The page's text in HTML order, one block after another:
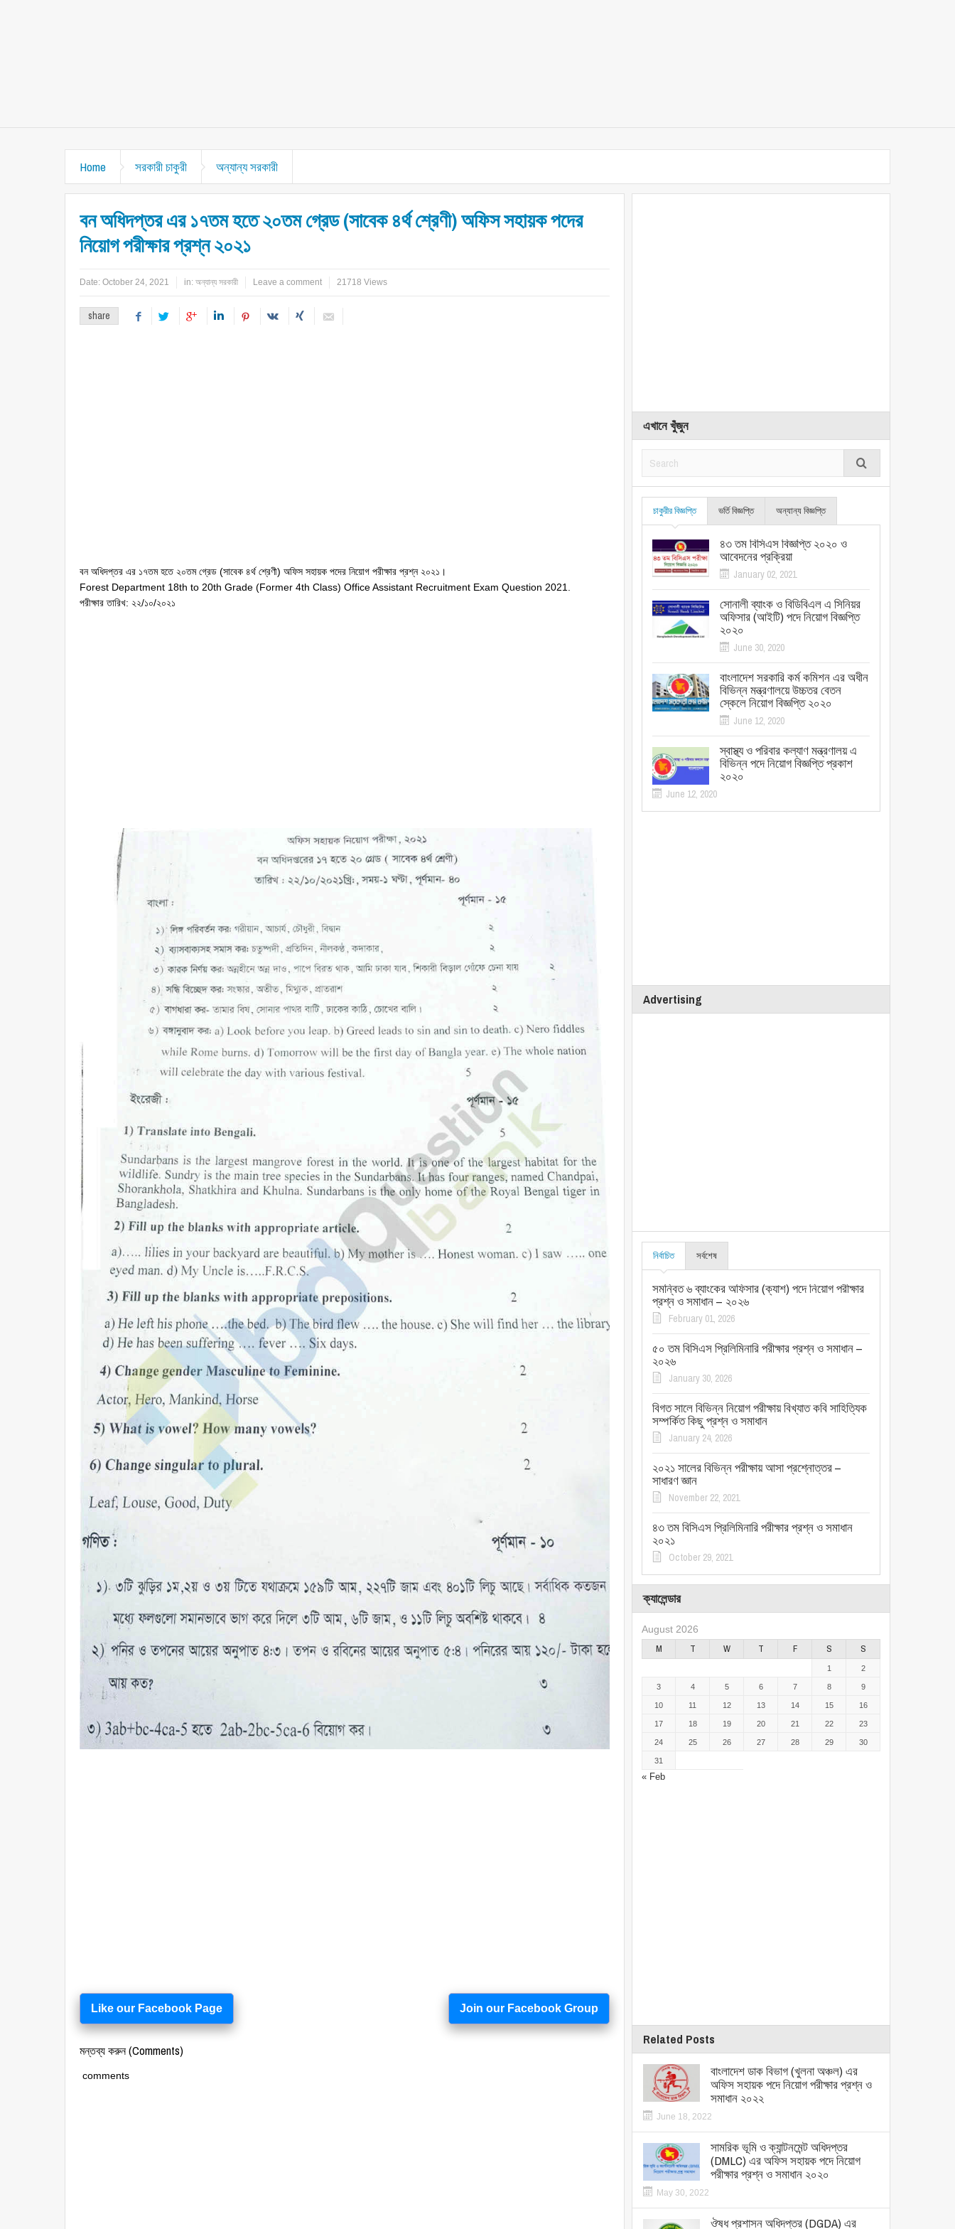
Home সরকারী চাকুরী অন্যান্য সরকারী
বন অধিদপ্তর এর ১৭তম হতে ২০তম গ্রেড (সাবেক ৪র্থ শ্রেণী) অফিস সহায়ক পদের
নিয়োগ পরীক্ষার প্রশ্ন ২০২১
Date: October 24, 2021 in: অন্যান্য সরকারী Leave a comment 21718 Views
share
বন অধিদপ্তর এর ১৭তম হতে ২০তম গ্রেড (সাবেক ৪র্থ শ্রেণী) অফিস সহায়ক পদের নিয়োগ পরীক্ষার প্রশ্ন ২০২১।
Forest Department 18th to 20th Grade (Former 4th Class) Office Assistant Recruitment Exam Question 2021.
পরীক্ষার তারিখ: ২২/১০/২০২১
Like our Facebook Page Join our Facebook Group
মন্তব্য করুন (Comments)
comments
এখানে খুঁজুন
চাকুরীর বিজ্ঞপ্তি ভর্তি বিজ্ঞপ্তি অন্যান্য বিজ্ঞপ্তি
৪৩ তম বিসিএস বিজ্ঞপ্তি ২০২০ ও
আবেদনের প্রক্রিয়া
January 02, 2021
সোনালী ব্যাংক ও বিডিবিএল এ সিনিয়র
অফিসার (আইটি) পদে নিয়োগ বিজ্ঞপ্তি
২০২০
June 30, 2020
বাংলাদেশ সরকারি কর্ম কমিশন এর অধীন
বিভিন্ন মন্ত্রণালয়ে উচ্চতর বেতন
স্কেলে নিয়োগ বিজ্ঞপ্তি ২০২০
June 12, 2020
স্বাস্থ্য ও পরিবার কল্যাণ মন্ত্রণালয় এ
বিভিন্ন পদে নিয়োগ বিজ্ঞপ্তি প্রকাশ
২০২০
June 12, 2020
Advertising
নির্বাচিত সর্বশেষ
সমন্বিত ৬ ব্যাংকের অফিসার (ক্যাশ) পদে নিয়োগ পরীক্ষার
প্রশ্ন ও সমাধান – ২০২৬
February 01, 2026
৫০ তম বিসিএস প্রিলিমিনারি পরীক্ষার প্রশ্ন ও সমাধান –
২০২৬
January 30, 2026
বিগত সালে বিভিন্ন নিয়োগ পরীক্ষায় বিখ্যাত কবি সাহিত্যিক
সম্পর্কিত কিছু প্রশ্ন ও সমাধান
January 24, 2026
২০২১ সালের বিভিন্ন পরীক্ষায় আসা প্রশ্নোত্তর –
সাধারণ জ্ঞান
November 22, 2021
৪৩ তম বিসিএস প্রিলিমিনারি পরীক্ষার প্রশ্ন ও সমাধান
২০২১
October 29, 2021
ক্যালেন্ডার
August 2026
M T W T F S S
« Feb
1 2
3 4 5 6 7 8 9
10 11 12 13 14 15 16
17 18 19 20 21 22 23
24 25 26 27 28 29 30
31
Related Posts
বাংলাদেশ ডাক বিভাগ (খুলনা অঞ্চল) এর
অফিস সহায়ক পদে নিয়োগ পরীক্ষার প্রশ্ন ও
সমাধান ২০২২
June 18, 2022
সামরিক ভূমি ও ক্যান্টনমেন্ট অধিদপ্তর
(DMLC) এর অফিস সহায়ক পদে নিয়োগ
পরীক্ষার প্রশ্ন ও সমাধান ২০২০
May 30, 2022
ঔষধ প্রশাসন অধিদপ্তর (DGDA) এর